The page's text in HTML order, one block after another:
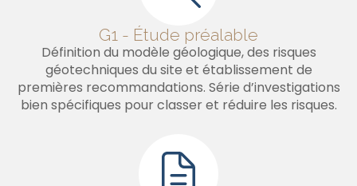
G1 - Étude préalable
Définition du modèle géologique, des risques
géotechniques du site et établissement de
premières recommandations. Série d’investigations
bien spécifiques pour classer et réduire les risques.